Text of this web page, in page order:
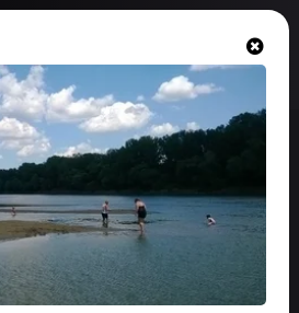
iskola előkészítő a
előkészítő a Bemben